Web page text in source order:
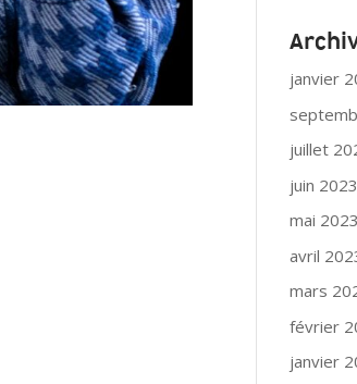
janvier
juillet
juin 2023
mai 2023
avril
mars
février
janvier